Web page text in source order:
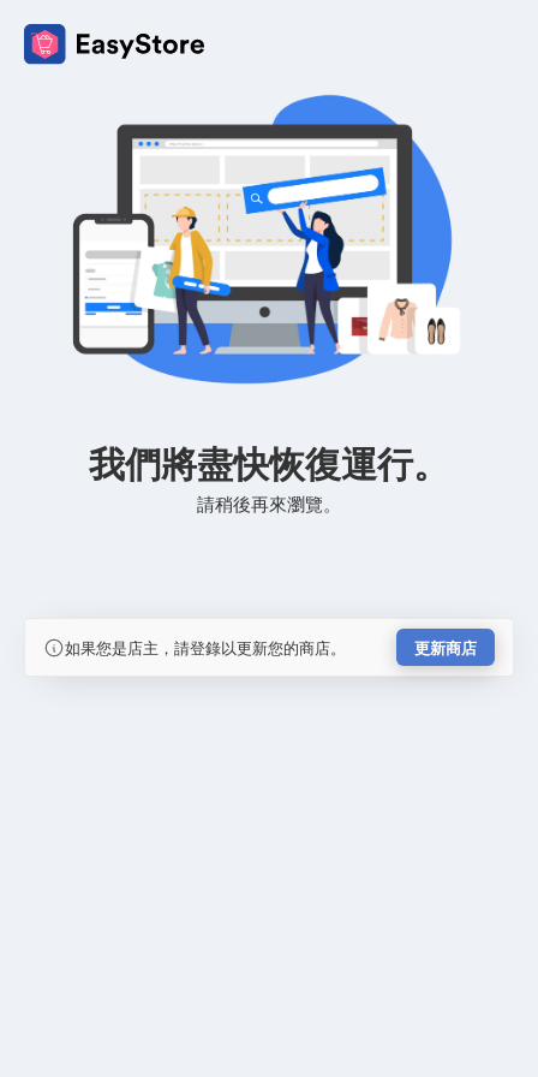
我們將盡快恢復運行。
請稍後再來瀏覽。
如果您是店主，請登錄以更新您的商店。 更新商店